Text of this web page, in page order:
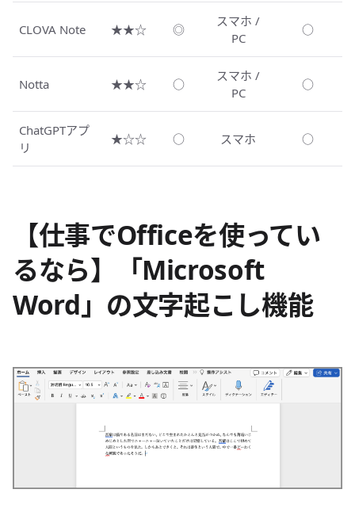
CLOVA Note ★★☆ ◎
スマホ /
PC
○
Notta ★★☆ ○
スマホ /
PC
○
ChatGPTアプ
リ
★☆☆ ○ スマホ ○
【仕事でOfficeを使ってい
るなら】「Microsoft
Word」の文字起こし機能